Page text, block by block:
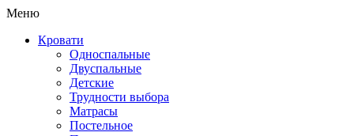
Меню
Кровати
Односпальные
Двуспальные
Детские
Трудности выбора
Матрасы
Постельное